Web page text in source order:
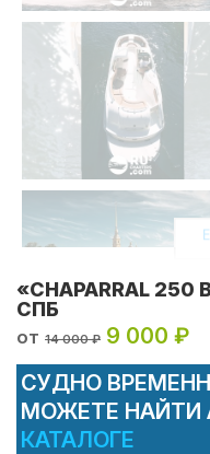
«CHAPARRAL
СПБ
от 14 000 ₽ 9 000 ₽
СУДНО
МОЖЕТЕ НАЙТИ
КАТАЛОГЕ